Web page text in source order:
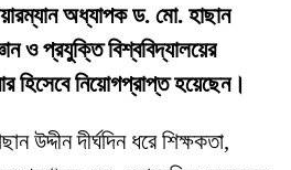
অধ্যাপক ড. মো. হাছান
ও প্রযুক্তি বিশ্ববিদ্যালয়ের
হিসেবে নিয়োগপ্রাপ্ত হয়েছেন।
উদ্দীন দীর্ঘদিন ধরে শিক্ষকতা,